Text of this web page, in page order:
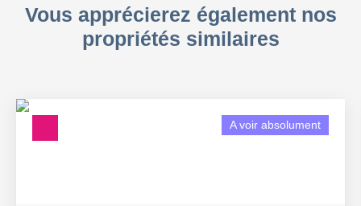
Vous apprécierez également nos
propriétés similaires
A voir absolument